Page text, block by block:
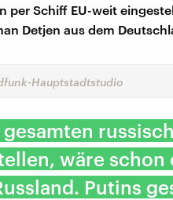
per Schiff EU-weit
Detjen aus dem
Hauptstadtstudio
wäre schon
Putins